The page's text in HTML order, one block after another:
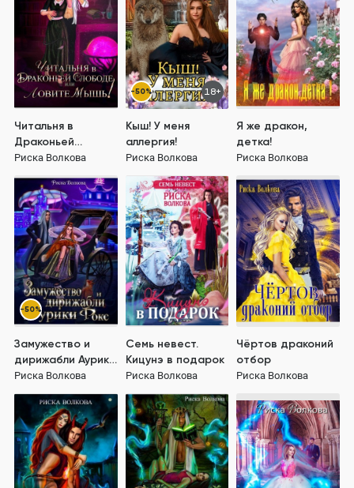
Читальня в
Драконьей
слободе, или
Риска Волкова
-50% 18+
Кыш! У меня
аллергия!
Риска Волкова
Я же дракон,
детка!
Риска Волкова
-50%
Замужество и
дирижабли Аурики
Фокс
Риска Волкова
Семь невест.
Кицунэ в подарок
Риска Волкова
Чёртов драконий
отбор
Риска Волкова